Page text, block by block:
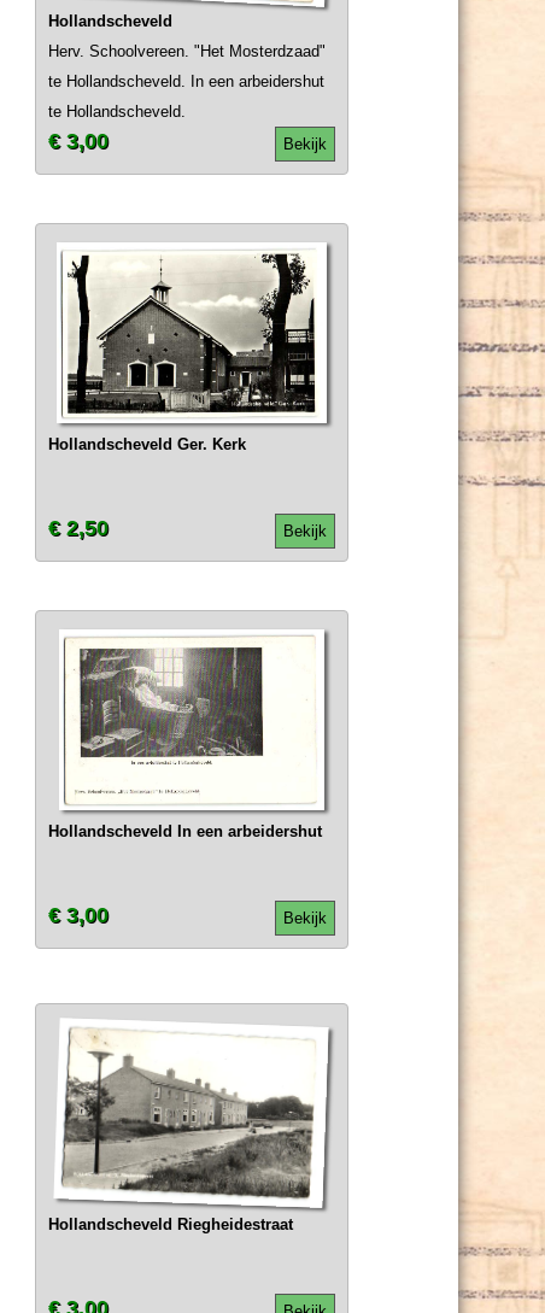
Hollandscheveld
Herv. Schoolvereen. "Het Mosterdzaad"
te Hollandscheveld. In een arbeidershut
te Hollandscheveld.
Bekijk
€ 3,00
Hollandscheveld Ger. Kerk
Bekijk
€ 2,50
Hollandscheveld In een arbeidershut
Bekijk
€ 3,00
Hollandscheveld Riegheidestraat
€ 3,00